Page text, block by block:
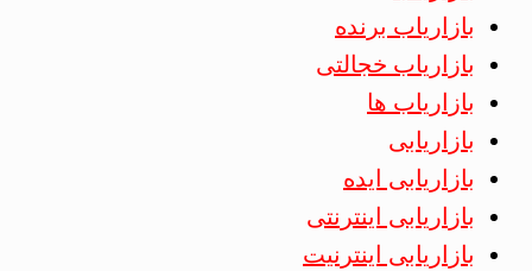
بازاریاب برنده
بازاریاب خجالتی
بازاریاب ها
بازاریابی
بازاریابی ایده
بازاریابی اینترنتی
بازاریابی اینترنیت